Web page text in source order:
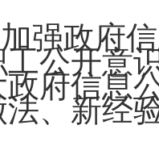
强政府
公开意
政府信息
法、新经